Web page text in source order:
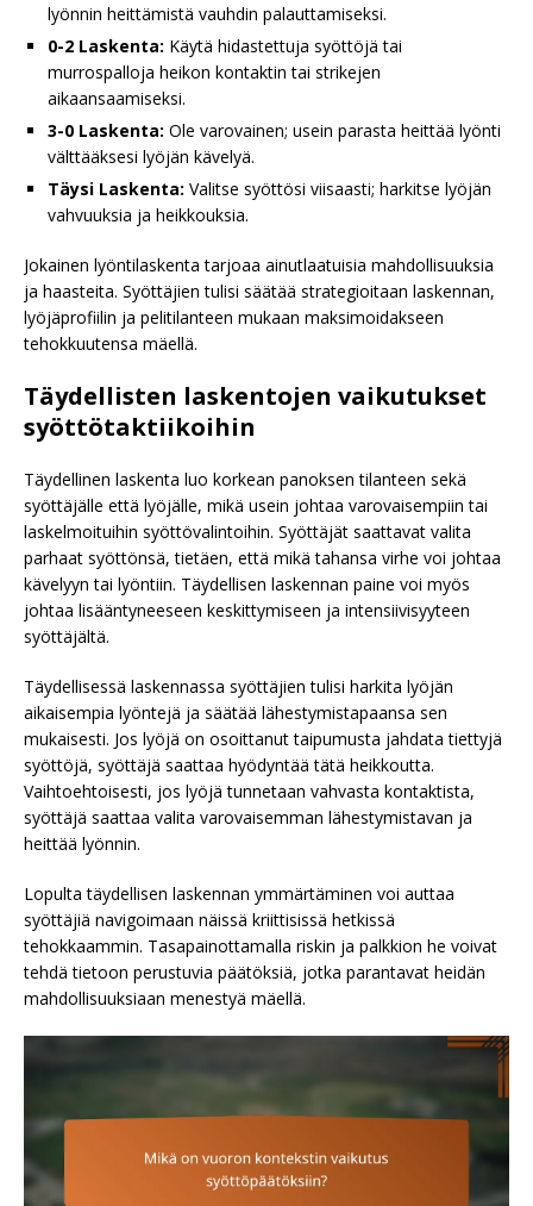
lyönnin heittämistä vauhdin palauttamiseksi.
0-2 Laskenta: Käytä hidastettuja syöttöjä tai
murrospalloja heikon kontaktin tai strikejen
aikaansaamiseksi.
3-0 Laskenta: Ole varovainen; usein parasta heittää lyönti
välttääksesi lyöjän kävelyä.
Täysi Laskenta: Valitse syöttösi viisaasti; harkitse lyöjän
vahvuuksia ja heikkouksia.
Jokainen lyöntilaskenta tarjoaa ainutlaatuisia mahdollisuuksia
ja haasteita. Syöttäjien tulisi säätää strategioitaan laskennan,
lyöjäprofiilin ja pelitilanteen mukaan maksimoidakseen
tehokkuutensa mäellä.
Täydellisten laskentojen vaikutukset
syöttötaktiikoihin
Täydellinen laskenta luo korkean panoksen tilanteen sekä
syöttäjälle että lyöjälle, mikä usein johtaa varovaisempiin tai
laskelmoituihin syöttövalintoihin. Syöttäjät saattavat valita
parhaat syöttönsä, tietäen, että mikä tahansa virhe voi johtaa
kävelyyn tai lyöntiin. Täydellisen laskennan paine voi myös
johtaa lisääntyneeseen keskittymiseen ja intensiivisyyteen
syöttäjältä.
Täydellisessä laskennassa syöttäjien tulisi harkita lyöjän
aikaisempia lyöntejä ja säätää lähestymistapaansa sen
mukaisesti. Jos lyöjä on osoittanut taipumusta jahdata tiettyjä
syöttöjä, syöttäjä saattaa hyödyntää tätä heikkoutta.
Vaihtoehtoisesti, jos lyöjä tunnetaan vahvasta kontaktista,
syöttäjä saattaa valita varovaisemman lähestymistavan ja
heittää lyönnin.
Lopulta täydellisen laskennan ymmärtäminen voi auttaa
syöttäjiä navigoimaan näissä kriittisissä hetkissä
tehokkaammin. Tasapainottamalla riskin ja palkkion he voivat
tehdä tietoon perustuvia päätöksiä, jotka parantavat heidän
mahdollisuuksiaan menestyä mäellä.